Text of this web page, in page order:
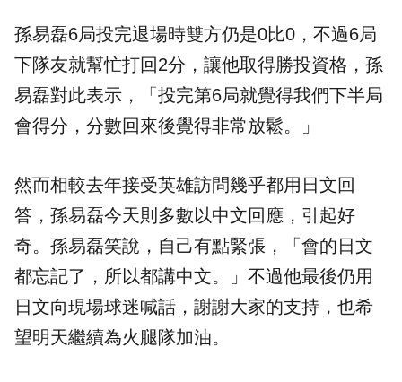
孫易磊6局投完退場時雙方仍是0比0，不過6局
下隊友就幫忙打回2分，讓他取得勝投資格，孫
易磊對此表示，「投完第6局就覺得我們下半局
會得分，分數回來後覺得非常放鬆。」
然而相較去年接受英雄訪問幾乎都用日文回
答，孫易磊今天則多數以中文回應，引起好
奇。孫易磊笑說，自己有點緊張，「會的日文
都忘記了，所以都講中文。」不過他最後仍用
日文向現場球迷喊話，謝謝大家的支持，也希
望明天繼續為火腿隊加油。